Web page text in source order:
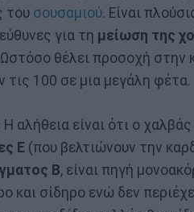
του σουσαμιού. Είναι
για τη μείωση της
θέλει προσοχή στην
τις 100 σε μια μεγάλη φέτα.
Η αλήθεια είναι ότι ο
Ε (που βελτιώνουν την
Β, είναι πηγή
και σίδηρο ενώ δεν